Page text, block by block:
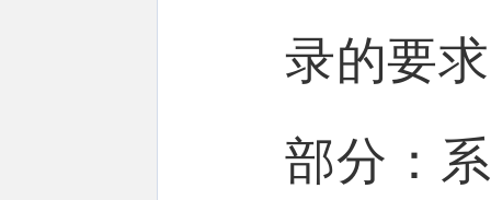
录的要
部分：